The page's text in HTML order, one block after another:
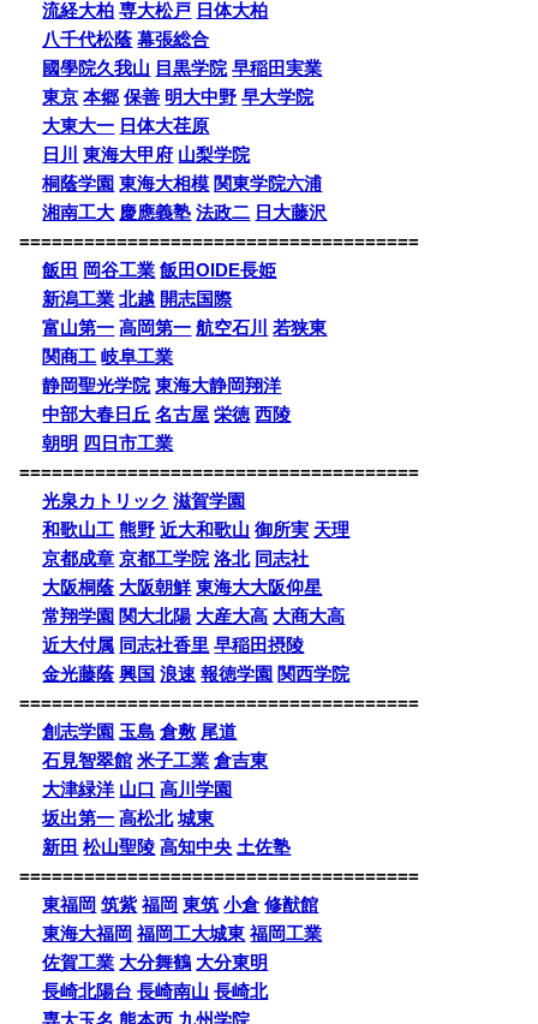
流経大柏 専大松戸 日体大柏
八千代松蔭 幕張総合
國學院久我山 目黒学院 早稲田実業
東京 本郷 保善 明大中野 早大学院
大東大一 日体大荏原
日川
東海大甲府 山梨学院
桐蔭学園 東海大相模 関東学院六浦
湘南工大 慶應義塾 法政二 日大藤沢
=====================================
飯田
岡谷工業 飯田OIDE長姫
新潟工業 北越 開志国際
富山第一 高岡第一 航空石川
若狭東
関商工 岐阜工業
静岡聖光学院 東海大静岡翔洋
中部大春日丘 名古屋 栄徳 西陵
朝明 四日市工業
=====================================
光泉カトリック 滋賀学園
和歌山工 熊野 近大和歌山 御所実 天理
京都成章 京都工学院 洛北 同志社
大阪桐蔭 大阪朝鮮 東海大大阪仰星
常翔学園 関大北陽 大産大高 大商大高
近大付属 同志社香里 早稲田摂陵
金光藤蔭 興国 浪速 報徳学園 関西学院
=====================================
創志学園 玉島 倉敷 尾道
石見智翠館 米子工業 倉吉東
大津緑洋 山口 高川学園
坂出第一 高松北 城東
新田 松山聖陵 高知中央 土佐塾
=====================================
東福岡 筑紫 福岡 東筑 小倉 修猷館
東海大福岡 福岡工大城東 福岡工業
佐賀工業 大分舞鶴 大分東明
長崎北陽台 長崎南山 長崎北